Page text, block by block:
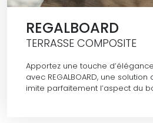
REGALBOARD
TERRASSE COMPOSITE
Apportez une touche
avec REGALBOARD, une
imite parfaitement l’aspect du